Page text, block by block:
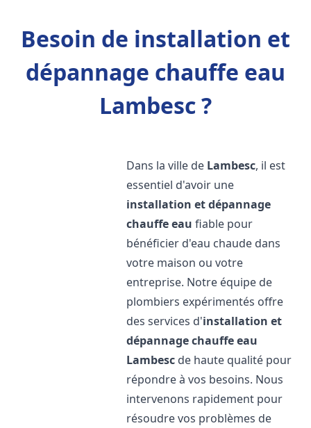
Besoin de installation et
dépannage chauffe eau
Lambesc ?
Dans la ville de Lambesc, il est
essentiel d'avoir une
installation et dépannage
chauffe eau fiable pour
bénéficier d'eau chaude dans
votre maison ou votre
entreprise. Notre équipe de
plombiers expérimentés offre
des services d'installation et
dépannage chauffe eau
Lambesc de haute qualité pour
répondre à vos besoins. Nous
intervenons rapidement pour
résoudre vos problèmes de